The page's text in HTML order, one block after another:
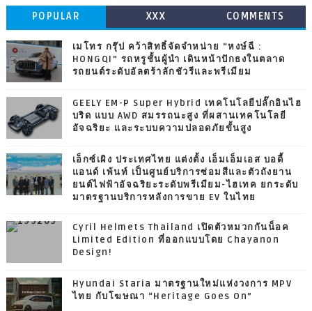
POPULAR XXX COMMENTS
เมโทร กรุ๊ป คว้าสิทธิ์จัดจำหน่าย “หงษ์ฉี :
HONGQI” รถหรูชั้นผู้นำ เดินหน้าปักธงในตลาด
รถยนต์ระดับอัลตร้าลักชัวรีและพรีเมียม
GEELY EM-P Super Hybrid เทคโนโลยีปลั๊กอินไฮ
บริด แบบ AWD สมรรถนะสูง ที่ผสานเทคโนโลยี
อัจฉริยะ และระบบความปลอดภัยขั้นสูง
เอ็กซ์เผิง ประเทศไทย แต่งตั้ง เอ็มเอ็มเอส บอดี้
แอนด์ เพ้นท์ เป็นศูนย์บริการซ่อมสีและตัวถังยาน
ยนต์ไฟฟ้าอัจฉริยะระดับพรีเมียม-ไฮเทค ยกระดับ
มาตรฐานบริการหลังการขาย EV ในไทย
Cyril Helmets Thailand เปิดตัวหมวกกันน็อค
Limited Edition ที่ออกแบบโดย Chayanon
Design!
Hyundai Staria มาตรฐานใหม่แห่งวงการ MPV
ไทย กับโฆษณา “Heritage Goes On”